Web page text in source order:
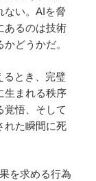
ない。AIを脅
るのは技術
どうかだ。
るとき、完璧
生まれる秩序
覚悟、そして
れた瞬間に死
を求める行為